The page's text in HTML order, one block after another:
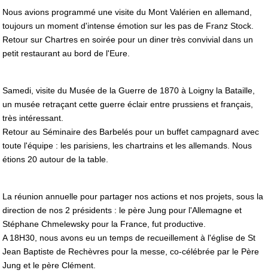
Nous avions programmé une visite du Mont Valérien en allemand,
toujours un moment d'intense émotion sur les pas de Franz Stock.
Retour sur Chartres en soirée pour un diner très convivial dans un
petit restaurant au bord de l'Eure.
Samedi, visite du Musée de la Guerre de 1870 à Loigny la Bataille,
un musée retraçant cette guerre éclair entre prussiens et français,
très intéressant.
Retour au Séminaire des Barbelés pour un buffet campagnard avec
toute l'équipe : les parisiens, les chartrains et les allemands. Nous
étions 20 autour de la table.
La réunion annuelle pour partager nos actions et nos projets, sous la
direction de nos 2 présidents : le père Jung pour l'Allemagne et
Stéphane Chmelewsky pour la France, fut productive.
A 18H30, nous avons eu un temps de recueillement à l'église de St
Jean Baptiste de Rechèvres pour la messe, co-célébrée par le Père
Jung et le père Clément.